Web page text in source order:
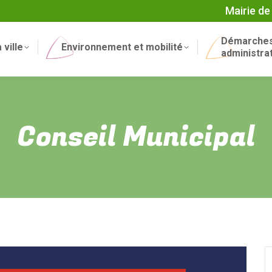
Mairie
ville Environnement et mobilité
Conseil Municipal